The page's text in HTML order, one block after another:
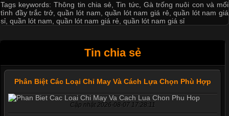
Tags keywords:Thông tin chia sẻ,Tin tức, Gà trống nuôi con và mối
tình đầy trắc trở,quần lót nam,quần lót nam giá rẻ,quần lót nam giá
sỉ, quần lót nam, quần lót nam giá rẻ, quần lót nam giá sỉ
Tin chia sẻ
Phân Biệt Các Loại Chỉ May Và Cách Lựa Chọn Phù Hợp
Cập nhật 2026-08-07 17:28:11